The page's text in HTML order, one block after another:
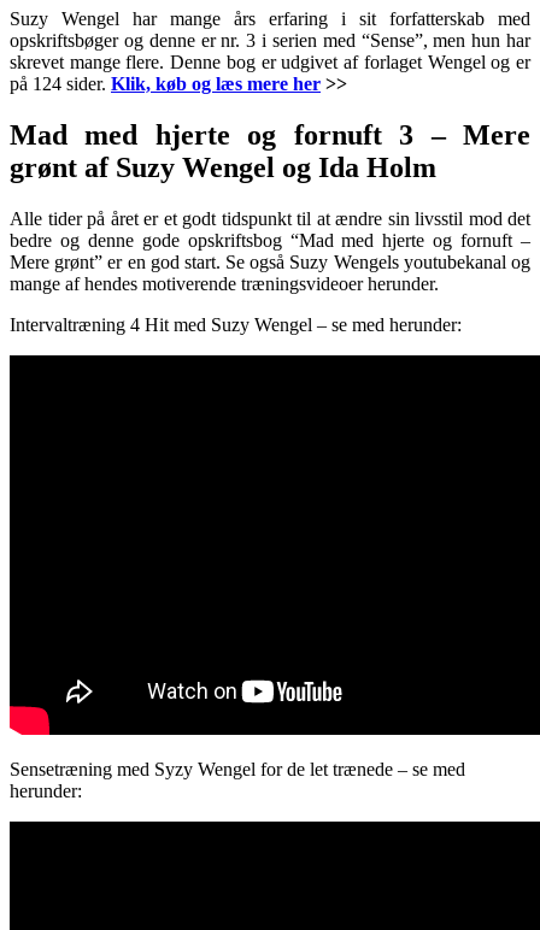
Suzy Wengel har mange års erfaring i sit forfatterskab med
opskriftsbøger og denne er nr. 3 i serien med “Sense”, men hun har
skrevet mange flere. Denne bog er udgivet af forlaget Wengel og er
på 124 sider. Klik, køb og læs mere her >>
Mad med hjerte og fornuft 3 – Mere
grønt af Suzy Wengel og Ida Holm
Alle tider på året er et godt tidspunkt til at ændre sin livsstil mod det
bedre og denne gode opskriftsbog “Mad med hjerte og fornuft –
Mere grønt” er en god start. Se også Suzy Wengels youtubekanal og
mange af hendes motiverende træningsvideoer herunder.
Intervaltræning 4 Hit med Suzy Wengel – se med herunder:
Sensetræning med Syzy Wengel for de let trænede – se med
herunder: